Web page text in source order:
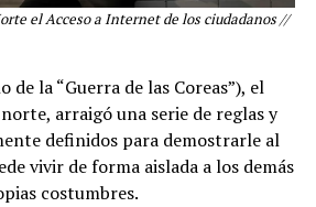
el Acceso a Internet de los ciudadanos //
de la “Guerra de las Coreas”), el
arraigó una serie de reglas y
definidos para demostrarle al
vivir de forma aislada a los demás
costumbres.